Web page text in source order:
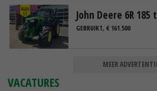
John Deere 6R
GEBRUIKT, € 161.500
MEER
VACATURES